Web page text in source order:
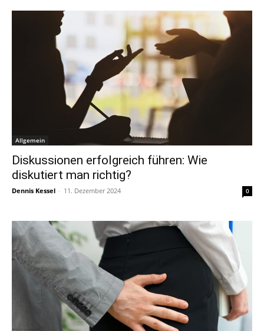
Allgemein
Diskussionen erfolgreich führen: Wie
diskutiert man richtig?
Dennis Kessel - 11. Dezember 2024 0